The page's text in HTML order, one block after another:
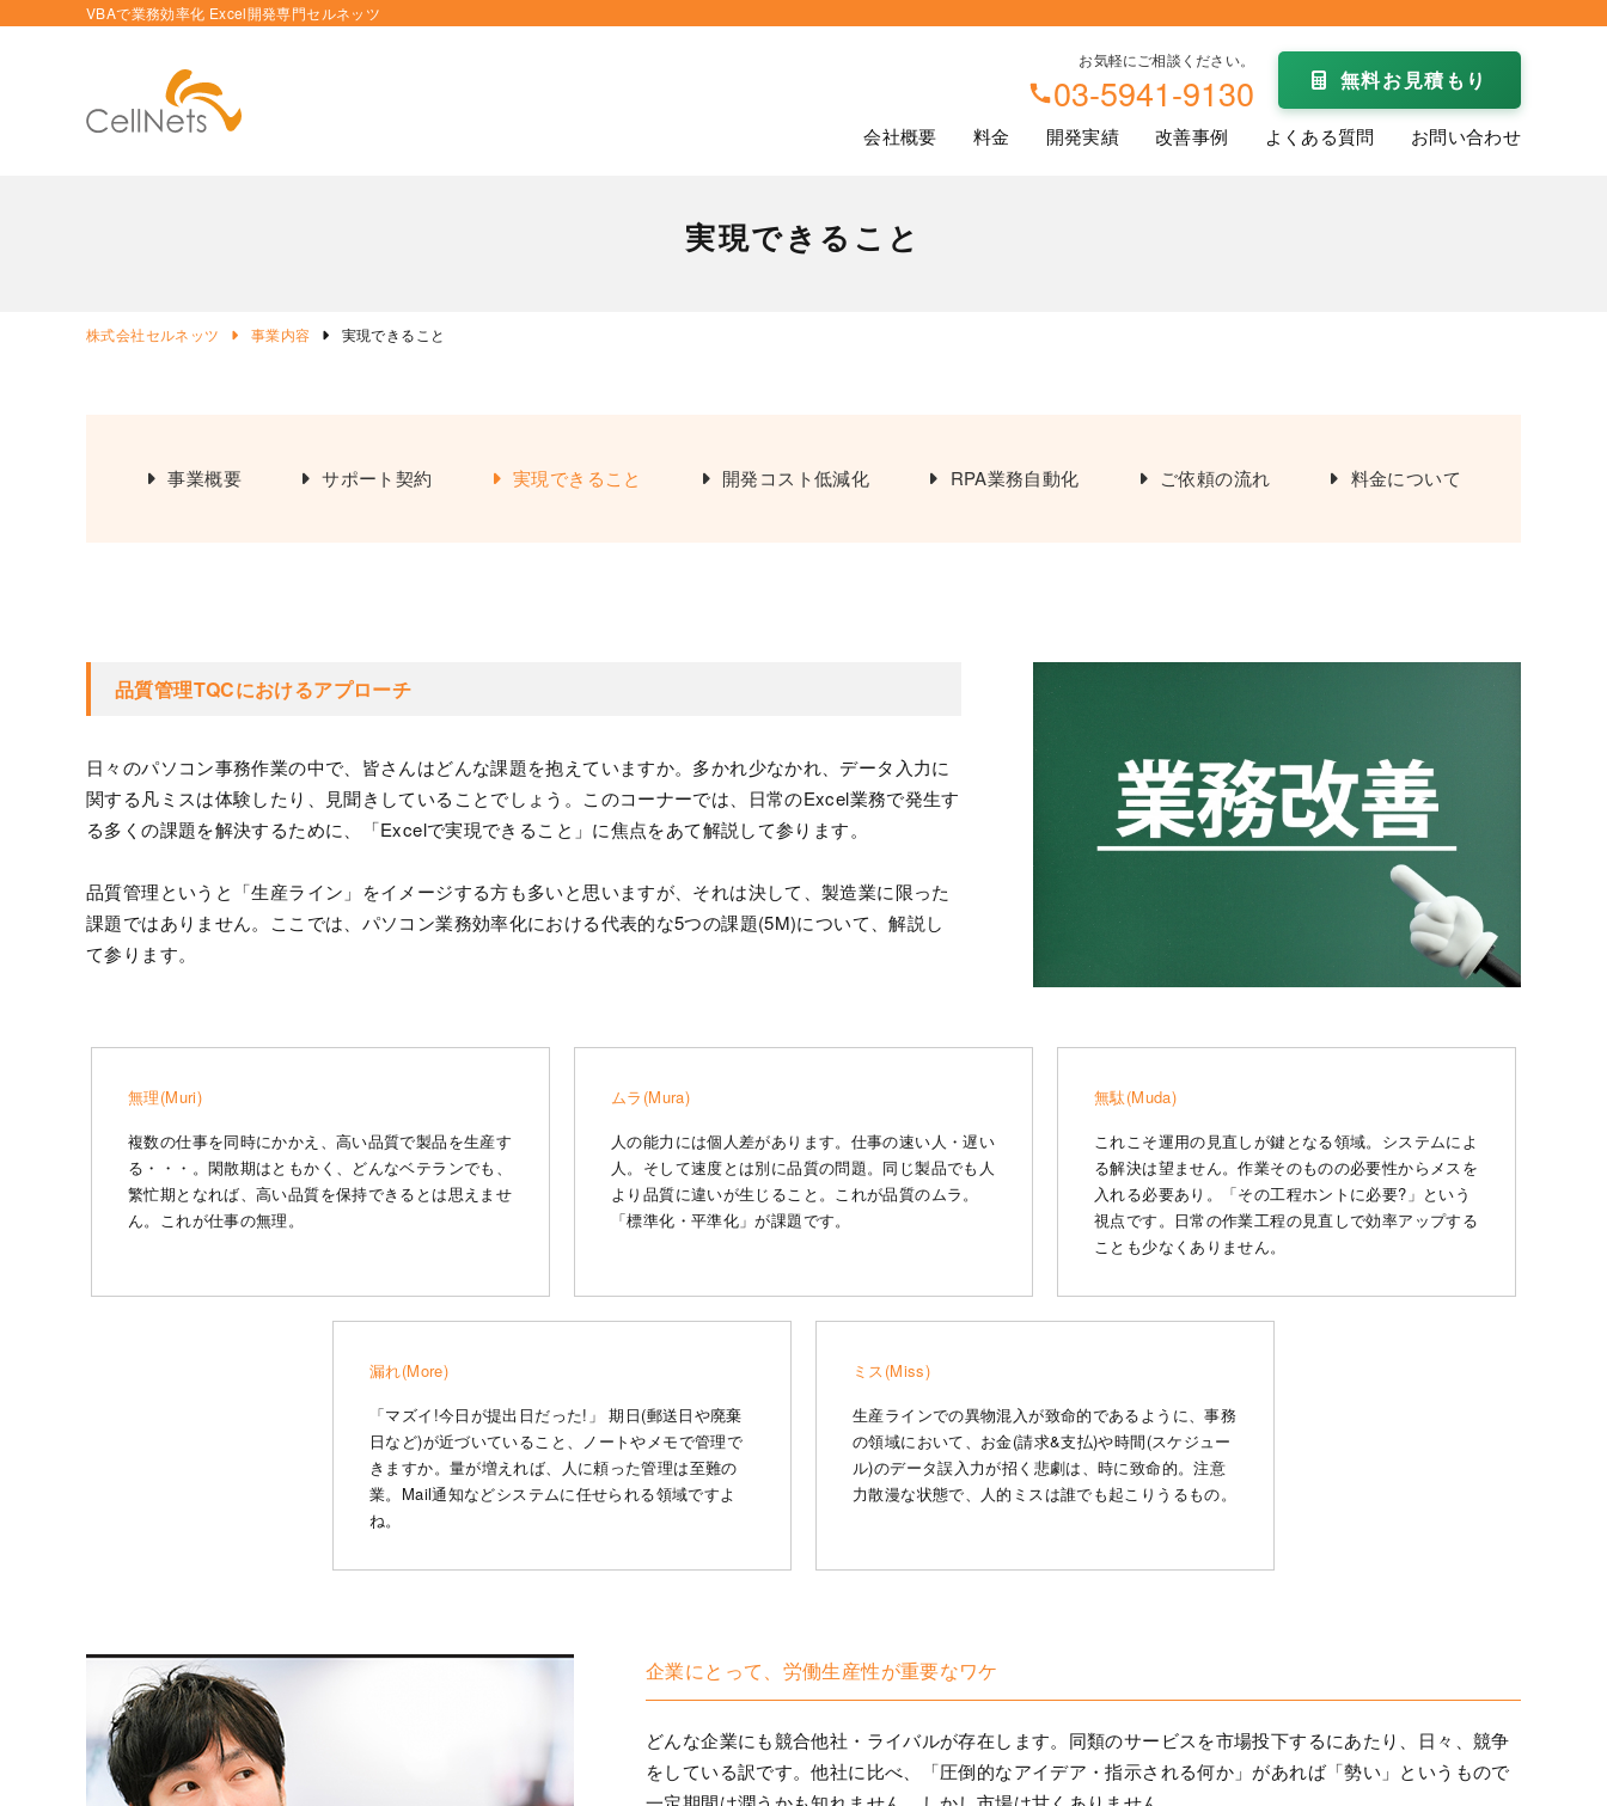
VBAで業務効率化 Excel開発専門セルネッツ
お気軽にご相談ください。
03-5941-9130 無料お見積もり
会社概要 料金 開発実績 改善事例 よくある質問 お問い合わせ
実現できること
株式会社セルネッツ 事業内容 実現できること
事業概要 サポート契約 実現できること 開発コスト低減化 RPA業務自動化 ご依頼の流れ 料金について
品質管理TQCにおけるアプローチ
日々のパソコン事務作業の中で、皆さんはどんな課題を抱えていますか。多かれ少なかれ、データ入力に
関する凡ミスは体験したり、見聞きしていることでしょう。このコーナーでは、日常のExcel業務で発生す
る多くの課題を解決するために、「Excelで実現できること」に焦点をあて解説して参ります。
品質管理というと「生産ライン」をイメージする方も多いと思いますが、それは決して、製造業に限った
課題ではありません。ここでは、パソコン業務効率化における代表的な5つの課題(5M)について、解説し
て参ります。
無理(Muri)
複数の仕事を同時にかかえ、高い品質で製品を生産す
る・・・。閑散期はともかく、どんなベテランでも、
繁忙期となれば、高い品質を保持できるとは思えませ
ん。これが仕事の無理。
ムラ(Mura)
人の能力には個人差があります。仕事の速い人・遅い
人。そして速度とは別に品質の問題。同じ製品でも人
より品質に違いが生じること。これが品質のムラ。
「標準化・平準化」が課題です。
無駄(Muda)
これこそ運用の見直しが鍵となる領域。システムによ
る解決は望ません。作業そのものの必要性からメスを
入れる必要あり。「その工程ホントに必要?」という
視点です。日常の作業工程の見直しで効率アップする
ことも少なくありません。
漏れ(More)
「マズイ!今日が提出日だった!」 期日(郵送日や廃棄
日など)が近づいていること、ノートやメモで管理で
きますか。量が増えれば、人に頼った管理は至難の
業。Mail通知などシステムに任せられる領域ですよ
ね。
ミス(Miss)
生産ラインでの異物混入が致命的であるように、事務
の領域において、お金(請求&支払)や時間(スケジュー
ル)のデータ誤入力が招く悲劇は、時に致命的。注意
力散漫な状態で、人的ミスは誰でも起こりうるもの。
企業にとって、労働生産性が重要なワケ
どんな企業にも競合他社・ライバルが存在します。同類のサービスを市場投下するにあたり、日々、競争
をしている訳です。他社に比べ、「圧倒的なアイデア・指示される何か」があれば「勢い」というもので